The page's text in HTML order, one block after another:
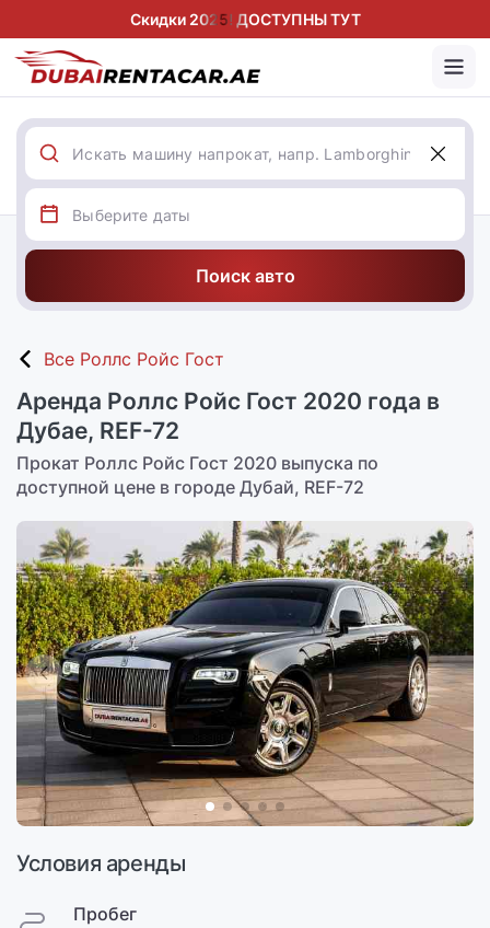
Скидки 2025! ДОСТУПНЫ ТУТ
Поиск авто
Все Роллс Ройс Гост
Аренда Роллс Ройс Гост 2020 года в
Дубае, REF-72
Прокат Роллс Ройс Гост 2020 выпуска по
доступной цене в городе Дубай, REF-72
Условия аренды
Пробег